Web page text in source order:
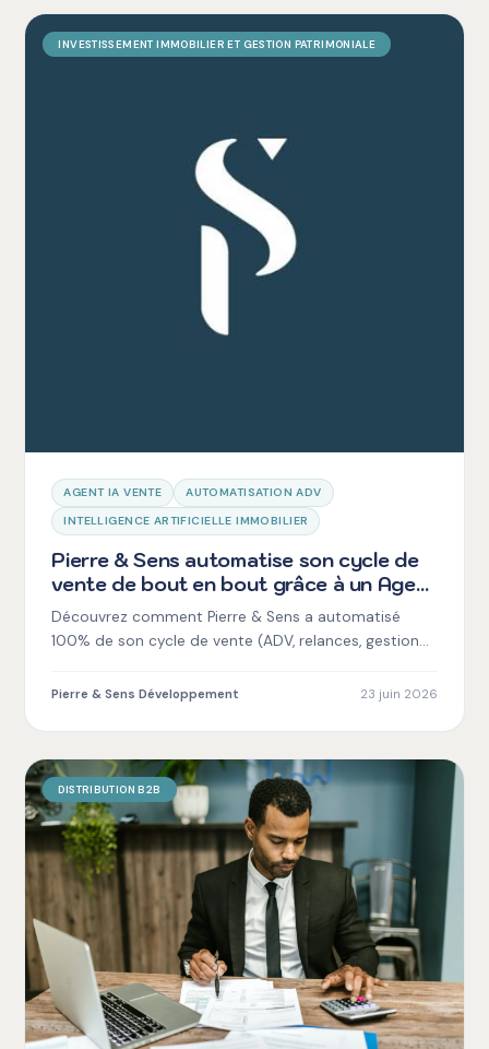
INVESTISSEMENT IMMOBILIER ET GESTION PATRIMONIALE
AGENT IA VENTE
AUTOMATISATION ADV
INTELLIGENCE ARTIFICIELLE IMMOBILIER
Pierre & Sens automatise son cycle de
vente de bout en bout grâce à un Agent
IA intelligent
Découvrez comment Pierre & Sens a automatisé
100% de son cycle de vente (ADV, relances, gestion
déployé par Mankova.
Pierre & Sens Développement 23 juin 2026
DISTRIBUTION B2B